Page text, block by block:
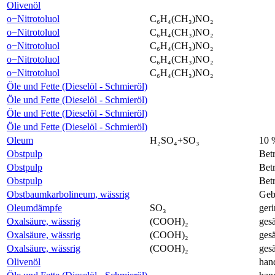
Olivenöl
o−Nitrotoluol
C₆H₄(CH₃)NO₂
o−Nitrotoluol
C₆H₄(CH₃)NO₂
o−Nitrotoluol
C₆H₄(CH₃)NO₂
o−Nitrotoluol
C₆H₄(CH₃)NO₂
o−Nitrotoluol
C₆H₄(CH₃)NO₂
Öle und Fette (Dieselöl - Schmieröl)
Öle und Fette (Dieselöl - Schmieröl)
Öle und Fette (Dieselöl - Schmieröl)
Öle und Fette (Dieselöl - Schmieröl)
Oleum
H₂SO₄+SO₃
10
Obstpulp
Obstpulp
Obstpulp
Obstbaumkarbolineum, wässrig
Oleumdämpfe
SO₃
Oxalsäure, wässrig
(COOH)₂
Oxalsäure, wässrig
(COOH)₂
Oxalsäure, wässrig
(COOH)₂
Olivenöl